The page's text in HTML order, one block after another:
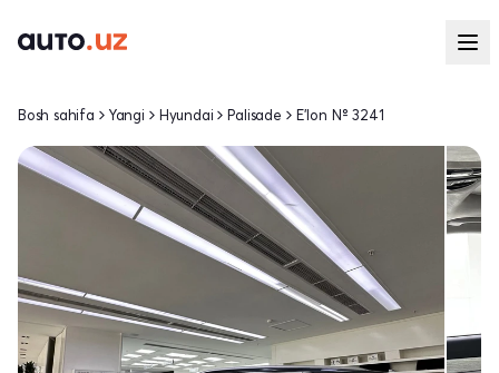
Bosh sahifa Yangi Hyundai Palisade E'lon № 3241